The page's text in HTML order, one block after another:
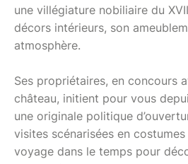
une villégiature nobiliaire du
décors intérieurs, son
atmosphère.
Ses propriétaires, en concours
château, initient pour vous
une originale politique
visites scénarisées en costumes
voyage dans le temps pour